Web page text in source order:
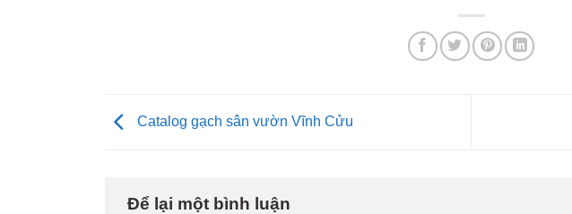
Catalog gạch sân vườn Vĩnh Cửu
Để lại một bình luận